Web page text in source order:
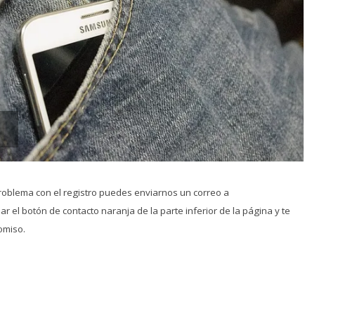
con el registro puedes enviarnos un correo a
el botón de contacto naranja de la parte inferior de la página y te